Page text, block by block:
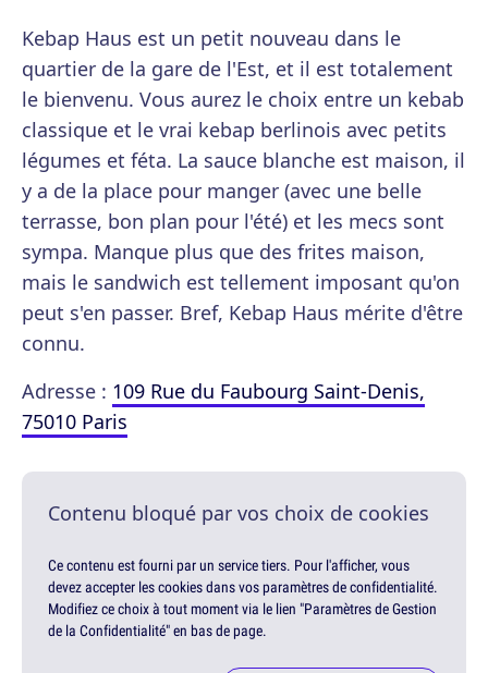
Kebap Haus est un petit nouveau dans le
quartier de la gare de l'Est, et il est totalement
le bienvenu. Vous aurez le choix entre un kebab
classique et le vrai kebap berlinois avec petits
légumes et féta. La sauce blanche est maison, il
y a de la place pour manger (avec une belle
terrasse, bon plan pour l'été) et les mecs sont
sympa. Manque plus que des frites maison,
mais le sandwich est tellement imposant qu'on
peut s'en passer. Bref, Kebap Haus mérite d'être
connu.
Adresse : 109 Rue du Faubourg Saint-Denis,
75010 Paris
Contenu bloqué par vos choix de cookies
Ce contenu est fourni par un service tiers. Pour l'afficher, vous
devez accepter les cookies dans vos paramètres de confidentialité.
Modifiez ce choix à tout moment via le lien "Paramètres de Gestion
de la Confidentialité" en bas de page.